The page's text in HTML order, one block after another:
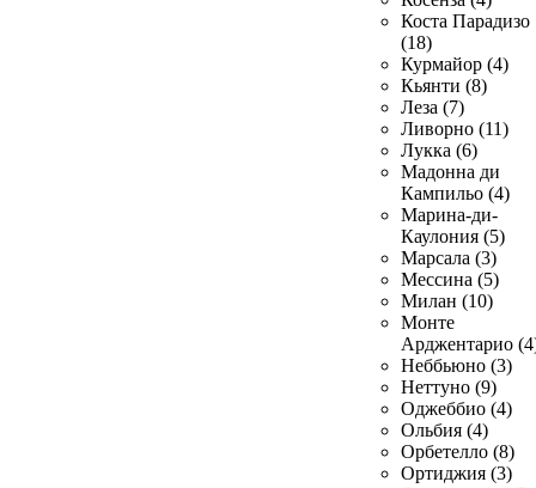
Коста Парадизо
(18)
Курмайор (4)
Кьянти (8)
Леза (7)
Ливорно (11)
Лукка (6)
Мадонна ди
Кампильо (4)
Марина-ди-
Каулония (5)
Марсала (3)
Мессина (5)
Милан (10)
Монте
Арджентарио
Неббьюно (3)
Неттуно (9)
Оджеббио (4)
Ольбия (4)
Орбетелло (8)
Ортиджия (3)